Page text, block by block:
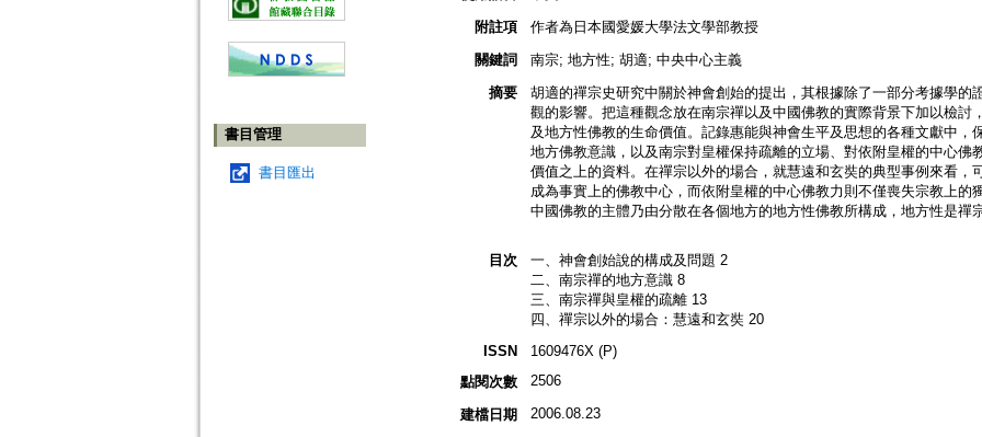
書目管理
書目匯出
附註項
作者為日本國愛媛大學法文學部教授
關鍵詞
南宗; 地方性; 胡適; 中央中心主義
摘要
胡適的禪宗史研究中關於神會創始的提出，其根據除了一部分考據學的
觀的影響。把這種觀念放在南宗禪以及中國佛教的實際背景下加以檢討
及地方性佛教的生命價值。記錄惠能與神會生平及思想的各種文獻中，
地方佛教意識，以及南宗對皇權保持疏離的立場、對依附皇權的中心佛
價值之上的資料。在禪宗以外的場合，就慧遠和玄奘的典型事例來看，
成為事實上的佛教中心，而依附皇權的中心佛教力則不僅喪失宗教上的
中國佛教的主體乃由分散在各個地方的地方性佛教所構成，地方性是禪
目次
一、神會創始說的構成及問題 2
二、南宗禪的地方意識 8
三、南宗禪與皇權的疏離 13
四、禪宗以外的場合：慧遠和玄奘 20
ISSN
1609476X (P)
點閱次數
2506
建檔日期 2006.08.23